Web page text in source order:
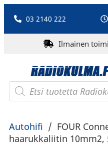
03 2140 222
Ilmainen
Autohifi / FOUR
haarukkaliitin 10mm2,